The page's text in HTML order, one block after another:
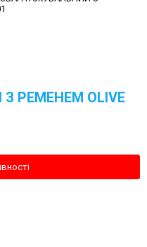
РЕМЕНЕМ OLIVE